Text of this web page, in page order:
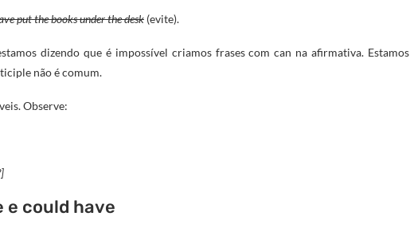
put the books under the desk (evite).
dizendo que é impossível criamos frases com can na afirmativa. Estamos
não é comum.
Observe:
e could have